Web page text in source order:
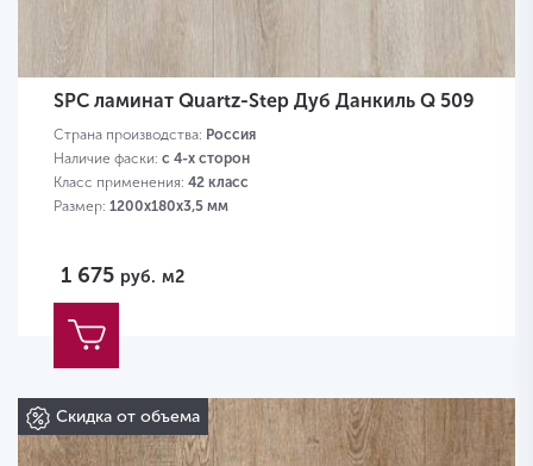
SPC ламинат Quartz-Step Дуб Данкиль Q 509
Страна производства: Россия
Наличие фаски: с 4-х сторон
Класс применения: 42 класс
Размер: 1200х180х3,5 мм
1 675 руб. м2
Скидка от объема